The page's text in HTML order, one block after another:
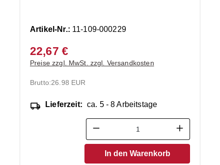
Artikel-Nr.: 11-109-000229
22,67 €
Preise zzgl. MwSt. zzgl. Versandkosten
Brutto:26.98 EUR
Lieferzeit: ca. 5 - 8 Arbeitstage
Produkt Anzahl: Gib den
In den Warenkorb